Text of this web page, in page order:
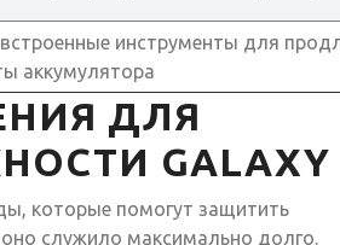
инструменты для
аккумулятора
ДЛЯ
GALAXY
которые помогут защитить
служило максимально долго.